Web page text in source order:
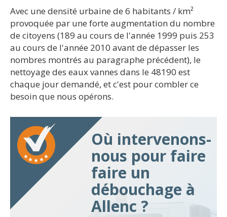
Avec une densité urbaine de 6 habitants / km²
provoquée par une forte augmentation du nombre
de citoyens (189 au cours de l'année 1999 puis 253
au cours de l'année 2010 avant de dépasser les
nombres montrés au paragraphe précédent), le
nettoyage des eaux vannes dans le 48190 est
chaque jour demandé, et c'est pour combler ce
besoin que nous opérons.
Où intervenons-
nous pour faire
faire un
débouchage à
Allenc ?